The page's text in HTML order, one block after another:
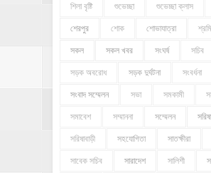
শিলা বৃষ্টি শুভেচ্ছা শুভেচ্ছা ক্লাস
শেরপুর শোক শোভাযাত্রা
সকল সকল খবর সংঘর্ষ সচিব
সড়ক অবরোধ সড়ক দুর্ঘটনা সংবর্ধনা
সংবাদ সম্মেলন সভা সমকামী
সমাবেশ সম্মাননা সম্মেলন
সরিষাবাড়ী সহযোগিতা সাতক্ষীরা
সাবেক সচিব সারাদেশ সালিশী